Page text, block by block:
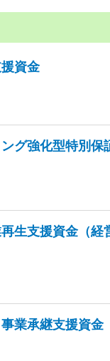
資金
グ強化型特別保
生支援資金（経
業承継支援資金